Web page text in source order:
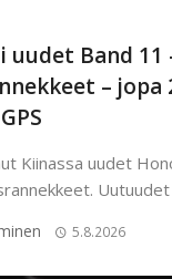
Band 11
– jopa
Kiinassa uudet
Uutuudet
5.8.2026